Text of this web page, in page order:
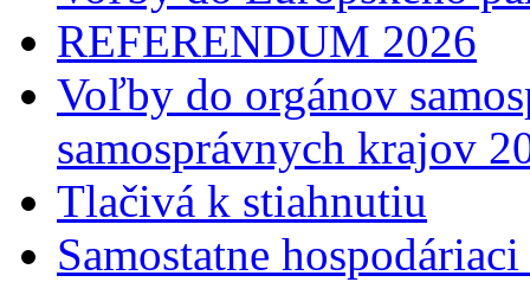
REFERENDUM 2026
Voľby do orgánov
samosprávnych krajov
Tlačivá k stiahnutiu
Samostatne